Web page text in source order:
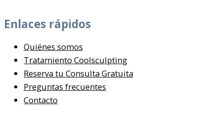
Enlaces rápidos
Quiénes somos
Tratamiento Coolsculpting
Reserva tu Consulta Gratuita
Preguntas frecuentes
Contacto